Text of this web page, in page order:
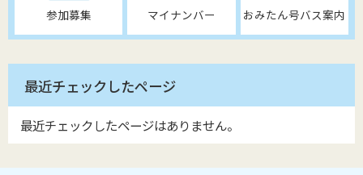
参加募集 マイナンバー おみたん号バス案内
最近チェックしたページ
最近チェックしたページはありません。